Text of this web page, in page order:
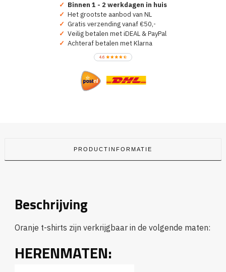
✓ Binnen 1 - 2 werkdagen in huis
✓ Het grootste aanbod van NL
✓ Gratis verzending vanaf €50,-
✓ Veilig betalen met iDEAL & PayPal
✓ Achteraf betalen met Klarna
PRODUCTINFORMATIE
Beschrijving
Oranje t-shirts zijn verkrijgbaar in de volgende maten:
HERENMATEN: